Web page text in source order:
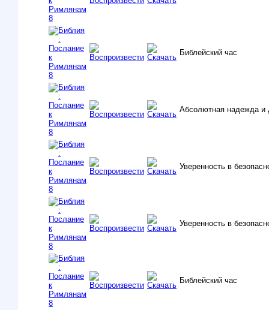
Библейский час
Абсолютная надежда и
Уверенность в
Уверенность в
Библейский час